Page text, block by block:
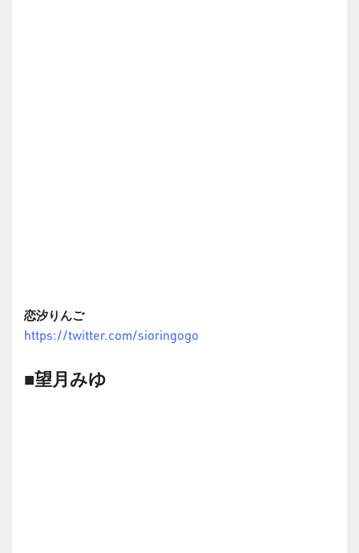
恋汐りんご
https://twitter.com/sioringogo
■望月みゆ